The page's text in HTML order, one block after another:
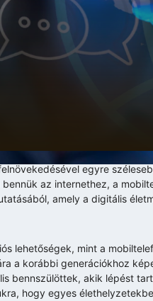
egyre
az internethez, a
amely a digitális
lehetőségek, mint a
a korábbi generációkhoz
bennszülöttek, akik lépést
hogy egyes